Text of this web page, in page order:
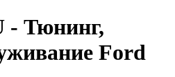
- Тюнинг,
Ford